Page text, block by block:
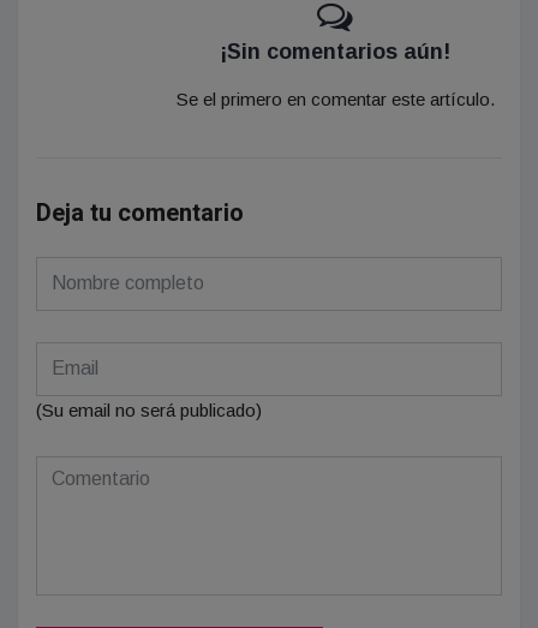
¡Sin comentarios aún!
Se el primero en comentar este artículo.
Deja tu comentario
(Su email no será publicado)